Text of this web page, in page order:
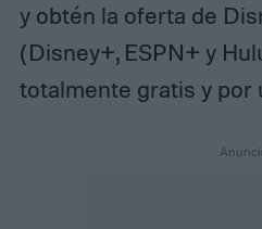
y obtén la oferta de
(Disney+, ESPN+ y
totalmente gratis y por